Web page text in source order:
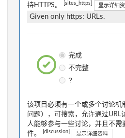
持HTTPS。
[sites_https] 显示详细
Given only https: URLs.
完成
不完整
?
该项目必须有一个或多个讨论机
问题），可搜索，允许通过URL
人能够参与一些讨论，并且不需
件。
[discussion] 显示详细资料